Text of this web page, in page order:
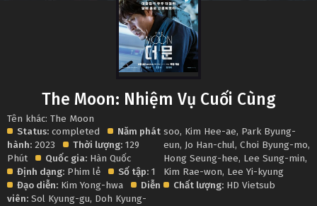
The Moon: Nhiệm Vụ Cuối Cùng
Tên khác: The Moon
Status: completed
Năm phát
hành: 2023 Thời lượng: 129
Phút
Quốc gia: Hàn Quốc
Định dạng: Phim lẻ Số tập: 1
Đạo diễn: Kim Yong-hwa
Diễn
viên: Sol Kyung-gu, Doh Kyung-
soo, Kim Hee-ae, Park Byung-
eun, Jo Han-chul,Choi Byung-mo,
Hong Seung-hee, Lee Sung-min,
Kim Rae-won, Lee Yi-kyung
Chất lượng: HD Vietsub